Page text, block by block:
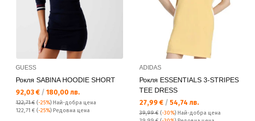
GUESS
Рокля SABINA HOODIE SHORT
Текуща цена:
92,03 € / 180,00 лв.
122,71 € (-25%) Най-добра цена
Редовна цена:
122,71 € (-25%) Редовна цена
ADIDAS
Рокля ESSENTIALS 3-STRIPES
TEE DRESS
Текуща цена:
27,99 € / 54,74 лв.
39,99 € (-30%) Най-добра цена